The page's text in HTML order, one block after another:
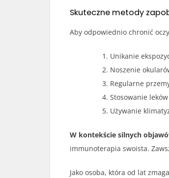
Skuteczne metody
Aby odpowiednio chronić
Unikanie
Noszenie
Regularne
Stosowanie
Używanie
W kontekście silnych
immunoterapia swoista.
Jako osoba, która od lat